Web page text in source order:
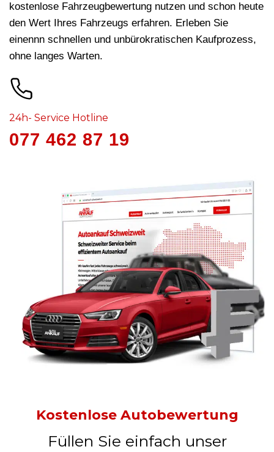
kostenlose Fahrzeugbewertung nutzen und schon heute
den Wert Ihres Fahrzeugs erfahren. Erleben Sie
einennn schnellen und unbürokratischen Kaufprozess,
ohne langes Warten.
24h- Service Hotline
077 462 87 19
Kostenlose Autobewertung
Füllen Sie einfach unser